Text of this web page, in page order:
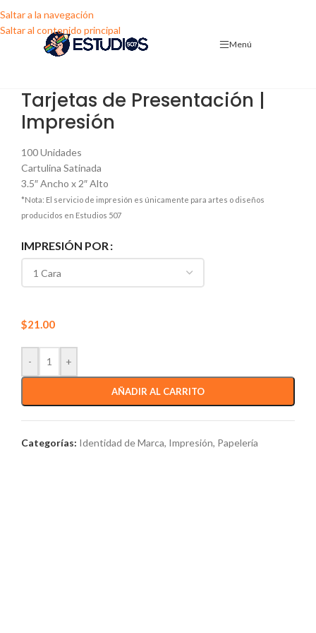
Saltar a la navegación
Saltar al contenido principal
Menú
Tarjetas de Presentación |
Impresión
100 Unidades
Cartulina Satinada
3.5″ Ancho x 2″ Alto
*Nota: El servicio de impresión es únicamente para artes o diseños
producidos en Estudios 507
IMPRESIÓN POR
$21.00
- +
AÑADIR AL CARRITO
Categorías: Identidad de Marca, Impresión, Papelería